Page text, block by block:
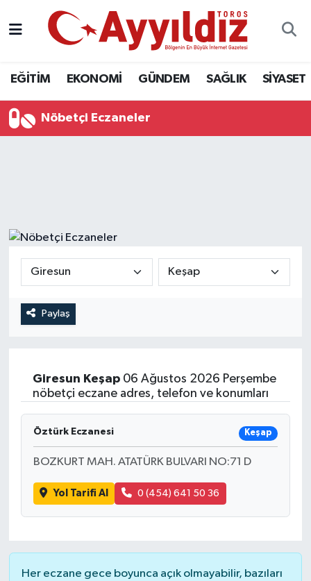
EĞİTİM EKONOMİ GÜNDEM SAĞLIK SİYASET
Nöbetçi Eczaneler
Paylaş
Giresun Keşap06 Ağustos 2026 Perşembe
nöbetçi eczane adres, telefon ve konumları
Öztürk Eczanesi Keşap
BOZKURT MAH. ATATÜRK BULVARI NO:71 D
Yol Tarifi Al 0 (454) 641 50 36
Her eczane gece boyunca açık olmayabilir, bazıları